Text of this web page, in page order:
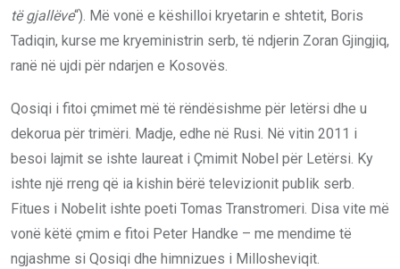
të gjallëve“). Më vonë e këshilloi kryetarin e shtetit, Boris
Tadiqin, kurse me kryeministrin serb, të ndjerin Zoran Gjingjiq,
ranë në ujdi për ndarjen e Kosovës.
Qosiqi i fitoi çmimet më të rëndësishme për letërsi dhe u
dekorua për trimëri. Madje, edhe në Rusi. Në vitin 2011 i
besoi lajmit se ishte laureat i Çmimit Nobel për Letërsi. Ky
ishte një rreng që ia kishin bërë televizionit publik serb.
Fitues i Nobelit ishte poeti Tomas Transtromeri. Disa vite më
vonë këtë çmim e fitoi Peter Handke – me mendime të
ngjashme si Qosiqi dhe himnizues i Millosheviqit.